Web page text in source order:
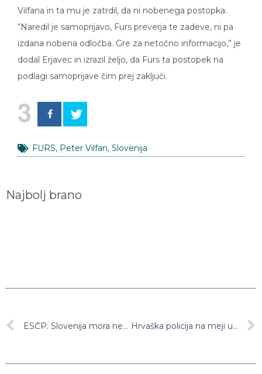
Vilfana in ta mu je zatrdil, da ni nobenega postopka.
“Naredil je samoprijavo, Furs preverja te zadeve, ni pa
izdana nobena odločba. Gre za netočno informacijo,” je
dodal Erjavec in izrazil željo, da Furs ta postopek na
podlagi samoprijave čim prej zaključi.
3
FURS, Peter Vilfan, Slovenija
Najbolj brano
ESČP: Slovenija mora nekdanjemu pripadniku JLA plačati 75.000 evrov Hrvaška policija na meji ustavila Slovenca, ki je vozil kebab iz Poljske